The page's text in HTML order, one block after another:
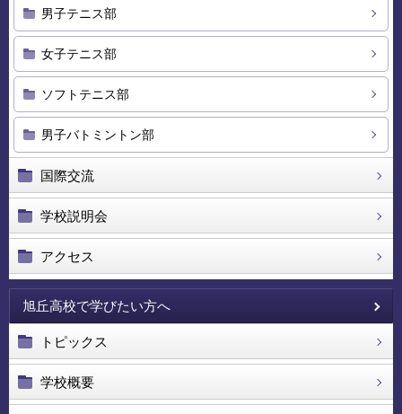
男子テニス部
女子テニス部
ソフトテニス部
男子バトミントン部
国際交流
学校説明会
アクセス
旭丘高校で学びたい方へ
トピックス
学校概要